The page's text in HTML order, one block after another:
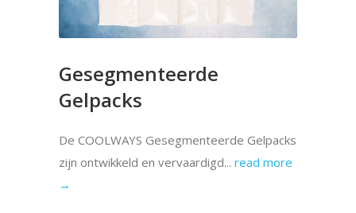
Gesegmenteerde
Gelpacks
De COOLWAYS Gesegmenteerde Gelpacks
zijn ontwikkeld en vervaardigd... read more
→